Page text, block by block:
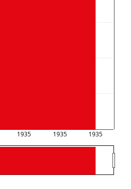
1935 1935 1935